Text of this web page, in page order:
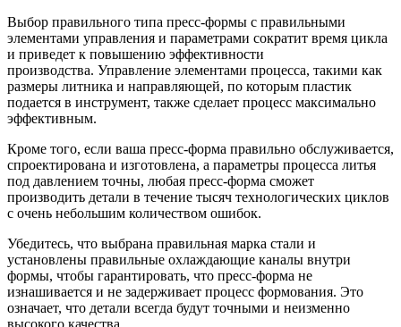
Выбор правильного типа пресс-формы с правильными
элементами управления и параметрами сократит время цикла
и приведет к повышению эффективности
производства. Управление элементами процесса, такими как
размеры литника и направляющей, по которым пластик
подается в инструмент, также сделает процесс максимально
эффективным.
Кроме того, если ваша пресс-форма правильно обслуживается,
спроектирована и изготовлена, а параметры процесса литья
под давлением точны, любая пресс-форма сможет
производить детали в течение тысяч технологических циклов
с очень небольшим количеством ошибок.
Убедитесь, что выбрана правильная марка стали и
установлены правильные охлаждающие каналы внутри
формы, чтобы гарантировать, что пресс-форма не
изнашивается и не задерживает процесс формования. Это
означает, что детали всегда будут точными и неизменно
высокого качества.